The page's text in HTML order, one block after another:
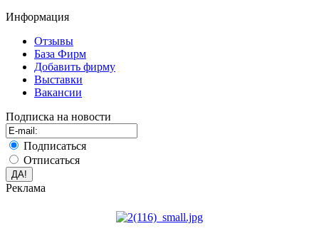
Информация
Отзывы
База Фирм
Добавить фирму
Выставки
Вакансии
Подписка на новости
Подписаться
Отписаться
Реклама